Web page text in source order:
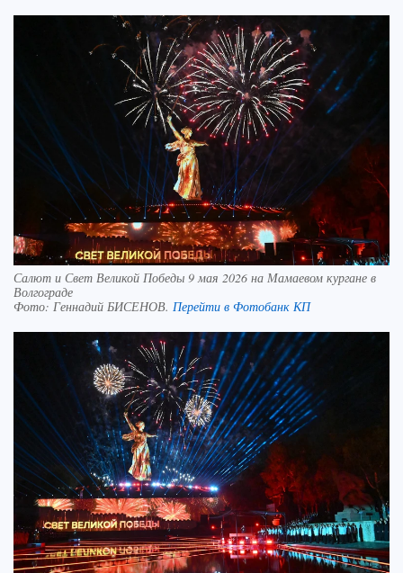
Салют и Свет Великой Победы 9 мая 2026 на Мамаевом кургане в
Волгограде
Фото: Геннадий БИСЕНОВ. Перейти в Фотобанк КП